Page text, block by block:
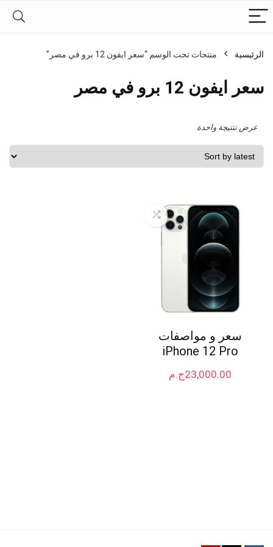
الرئيسية منتجات تحت الوسم “سعر ايفون 12 برو في مصر”
سعر ايفون 12 برو في مصر
عرض نتتيجة واحدة
سعر و مواصفات
iPhone 12 Pro
ج.م23,000.00